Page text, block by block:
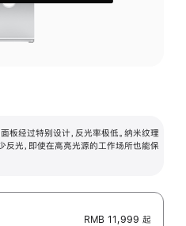
板经过特别设计，反光率极低。纳米纹理
反光，即使在高亮光源的工作场所也能保
RMB 11,999 起